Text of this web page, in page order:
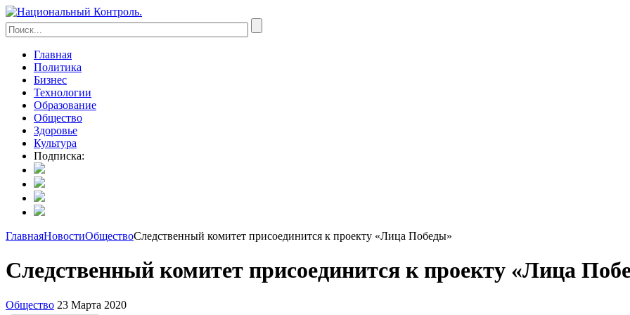
Главная
Политика
Бизнес
Технологии
Образование
Общество
Здоровье
Культура
Подписка:
ГлавнаяНовостиОбществоСледственный комитет присоединится к проекту «Лица Победы»
Следственный комитет присоединится к проекту «Лица
Общество 23 Марта 2020